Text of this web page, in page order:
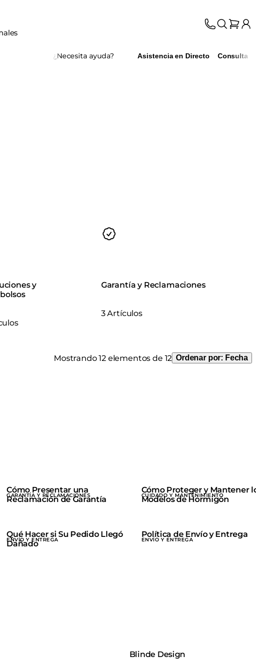
¿Necesita ayuda? Asistencia en Directo Consulta
y
Garantía y Reclamaciones
3 Artículos
Mostrando 12 elementos de 12 Ordenar por: Fecha
Cómo Presentar una
Reclamación de Garantía
GARANTÍA Y RECLAMACIONES
Cómo Proteger y Mantener
Modelos de Hormigón
CUIDADO Y MANTENIMIENTO
Qué Hacer si Su Pedido Llegó
Dañado
ENVÍO Y ENTREGA
Política de Envío y Entrega
ENVÍO Y ENTREGA
Blinde Design